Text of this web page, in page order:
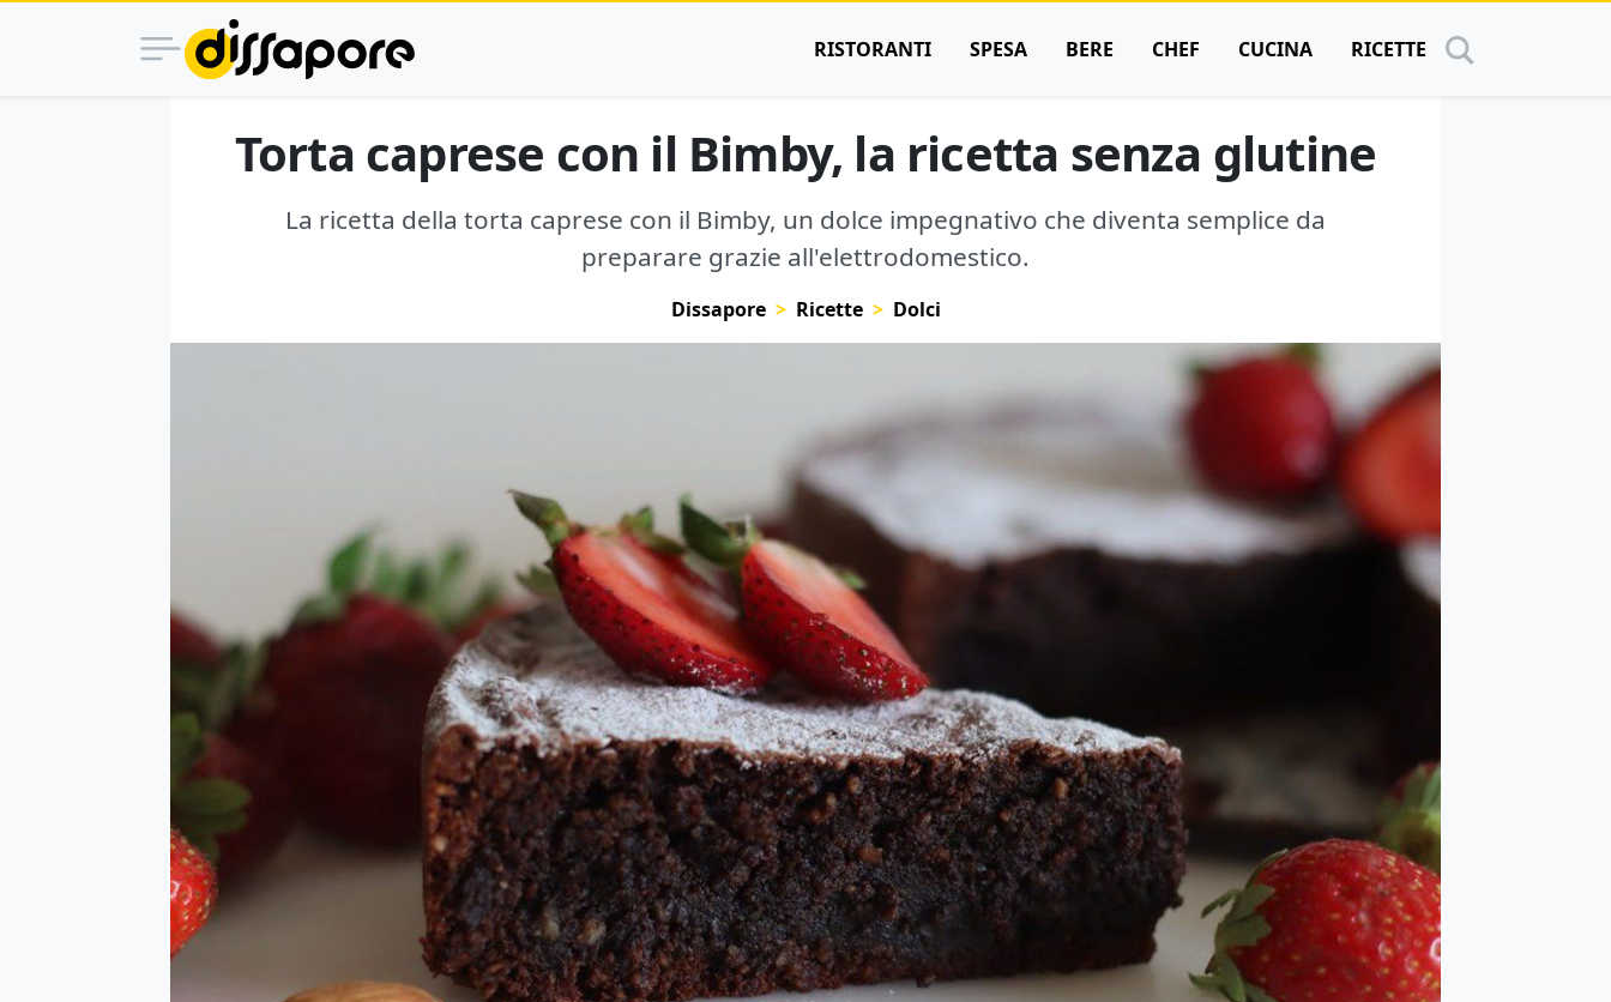
RISTORANTI SPESA BERE CHEF CUCINA RICETTE
Torta caprese con il Bimby, la ricetta senza glutine
La ricetta della torta caprese con il Bimby, un dolce impegnativo che diventa semplice da
preparare grazie all'elettrodomestico.
Dissapore Ricette Dolci